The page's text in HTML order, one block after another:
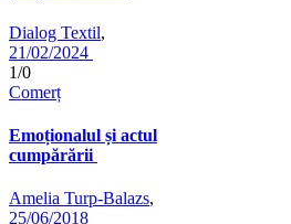
Dialog Textil,
21/02/2024
1/0
Comerț
Emoționalul și actul
cumpărării
Amelia Turp-Balazs,
25/06/2018